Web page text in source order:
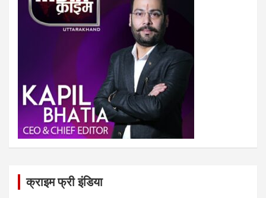
क्राइम फ्री इंडिया